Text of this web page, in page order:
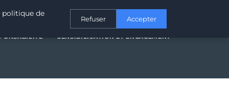
ÉCO-RESPONSABILITÉSENSIBILISATION ET ENGAGEMENT
SENSIBILISATION ET ENGAGEMENT
politique de
Refuser Accepter